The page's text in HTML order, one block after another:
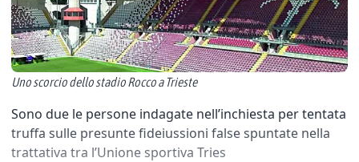
Uno scorcio dello stadio Rocco a Trieste
Sono due le persone indagate nell’inchiesta per tentata
truffa sulle presunte fideiussioni false spuntate nella
trattativa tra l’Unione sportiva Tries